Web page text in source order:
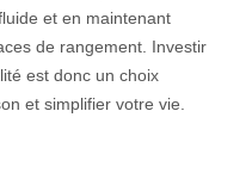
et en maintenant
de rangement. Investir
est donc un choix
et simplifier votre vie.